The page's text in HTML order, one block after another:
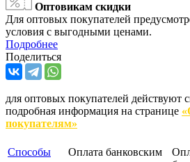
Оптовикам скидки
Для оптовых покупателей
условия с выгодными ценами.
Подробнее
Поделиться
для оптовых покупателей действуют
подробная информация на странице
покупателям»
Способы
Оплата банковским